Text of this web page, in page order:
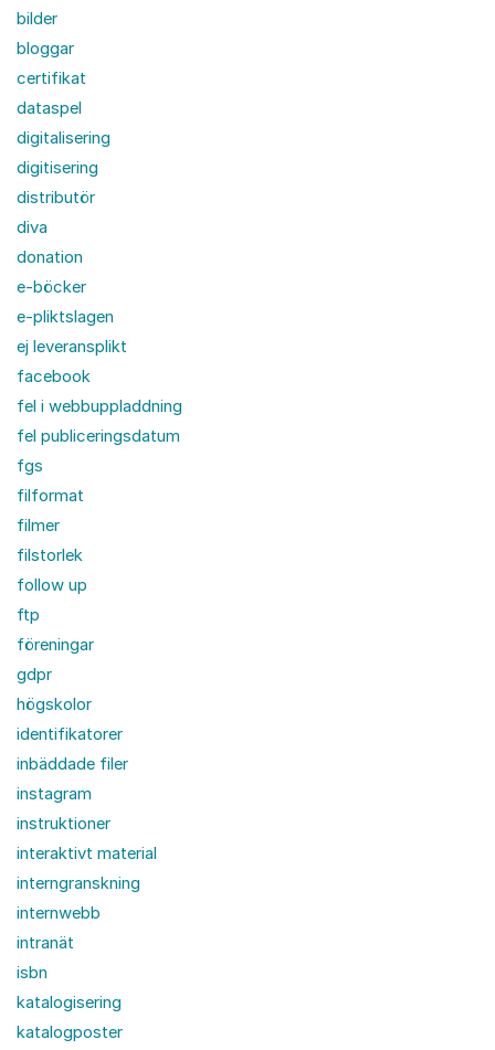
bilder
bloggar
certifikat
dataspel
digitalisering
digitisering
distributör
diva
donation
e-böcker
e-pliktslagen
ej leveransplikt
facebook
fel i webbuppladdning
fel publiceringsdatum
fgs
filformat
filmer
filstorlek
follow up
ftp
föreningar
gdpr
högskolor
identifikatorer
inbäddade filer
instagram
instruktioner
interaktivt material
interngranskning
internwebb
intranät
isbn
katalogisering
katalogposter